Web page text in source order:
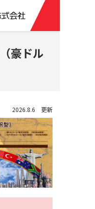
豪ドル
2026.8.6 更新